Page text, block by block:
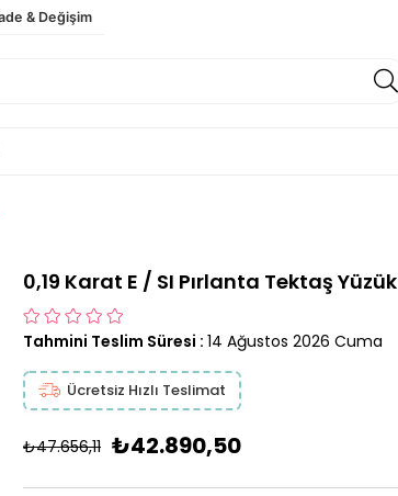
& Değişim
0,19 Karat E / SI Pırlanta Tektaş Yüzük
Tahmini Teslim Süresi : 14 Ağustos 2026 Cuma
Ücretsiz Hızlı Teslimat
₺47.656,11 ₺42.890,50